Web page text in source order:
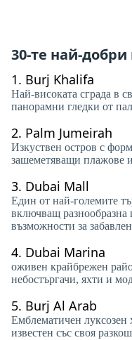
30-те най-
1. Burj Khalifa
Най-високата сграда в
панорамни гледки от
2. Palm Jumeirah
Изкуствен остров с
зашеметяващи плажове
3. Dubai Mall
Един от най-големите
включващ разнообразна
възможности за
4. Dubai Marina
оживен крайбрежен
небостъргачи, яхти и
5. Burj Al Arab
Емблематичен луксозен
известен със своя